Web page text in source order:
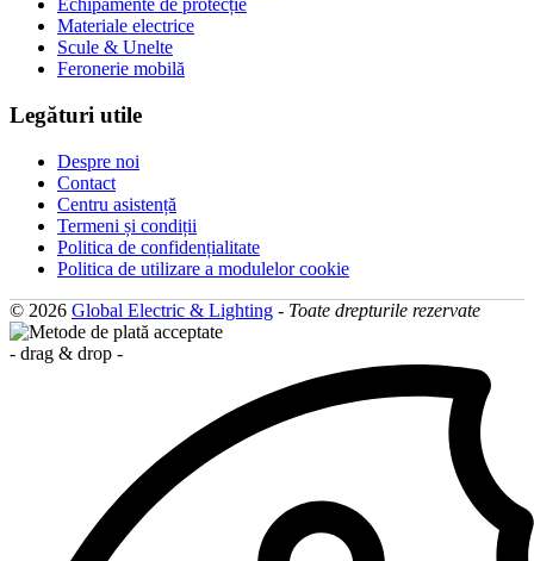
Echipamente de protecție
Materiale electrice
Scule & Unelte
Feronerie mobilă
Legături utile
Despre noi
Contact
Centru asistență
Termeni și condiții
Politica de confidențialitate
Politica de utilizare a modulelor cookie
© 2026 Global Electric & Lighting - Toate drepturile rezervate
- drag & drop -